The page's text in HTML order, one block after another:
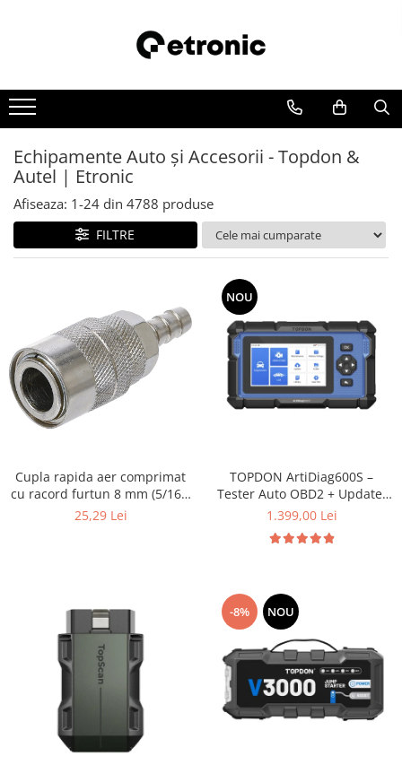
Echipamente Auto și Accesorii - Topdon &
Autel | Etronic
Afiseaza: 1-24 din 4788 produse
FILTRE
Cupla rapida aer comprimat
cu racord furtun 8 mm (5/16")
| SUA / Franta
25,29 Lei
NOU
TOPDON ArtiDiag600S –
Tester Auto OBD2 + Update-
uri Gratuite pe Viață
1.399,00 Lei
-8% NOU